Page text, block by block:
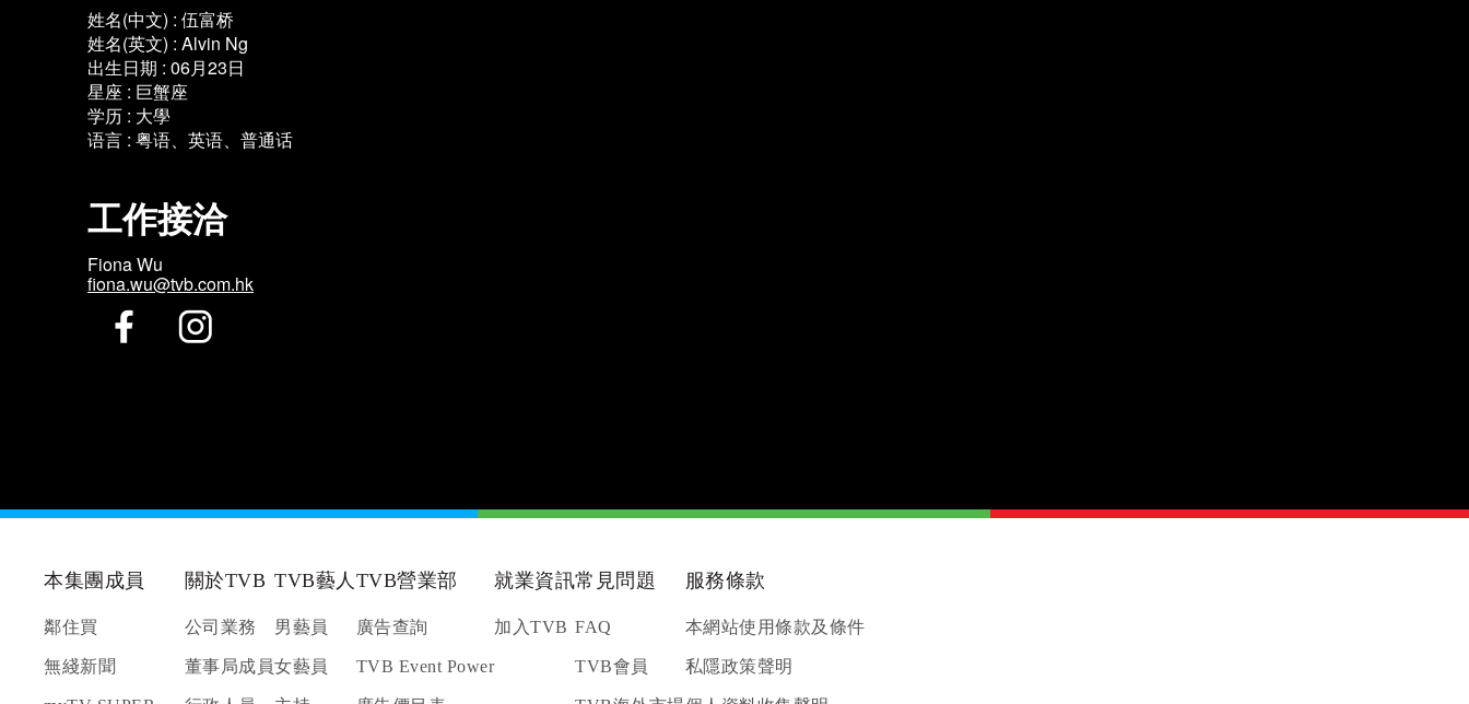
姓名(中文) : 伍富桥
姓名(英文) : Alvin Ng
出生日期 : 06月23日
星座 : 巨蟹座
学历 : 大學
语言 : 粤语、英语、普通话
工作接洽
Fiona Wu
fiona.wu@tvb.com.hk
本集團成員
鄰住買
無綫新聞
關於TVB
公司業務
董事局成員
TVB藝人
男藝員
女藝員
TVB營業部
廣告查詢
TVB Event Power
就業資訊
加入TVB
常見問題
FAQ
TVB會員
服務條款
本網站使用條款及條件
私隱政策聲明